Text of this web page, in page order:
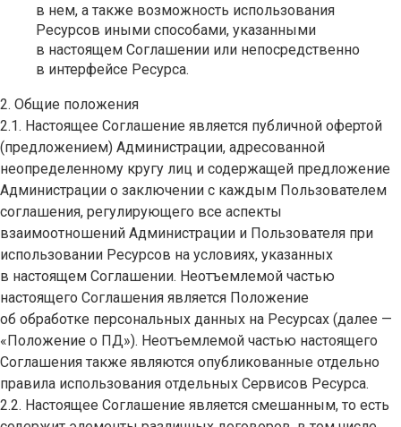
в нем, а также возможность использования
Ресурсов иными способами, указанными
в настоящем Соглашении или непосредственно
в интерфейсе Ресурса.
2. Общие положения
2.1. Настоящее Соглашение является публичной офертой
(предложением) Администрации, адресованной
неопределенному кругу лиц и содержащей предложение
Администрации о заключении с каждым Пользователем
соглашения, регулирующего все аспекты
взаимоотношений Администрации и Пользователя при
использовании Ресурсов на условиях, указанных
в настоящем Соглашении. Неотъемлемой частью
настоящего Соглашения является Положение
об обработке персональных данных на Ресурсах (далее —
«Положение о ПД»). Неотъемлемой частью настоящего
Соглашения также являются опубликованные отдельно
правила использования отдельных Сервисов Ресурса.
2.2. Настоящее Соглашение является смешанным, то есть